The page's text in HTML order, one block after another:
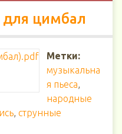
для цимбал
Метки:
музыкальна
я пьеса,
народные
, струнные